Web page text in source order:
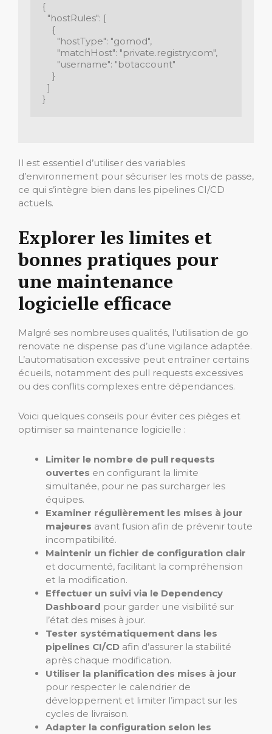
{
  "hostRules": [
    {
      "hostType": "gomod",
      "matchHost": "private.registry.com",
      "username": "botaccount"
    }
  ]
}
Il est essentiel d’utiliser des variables
d’environnement pour sécuriser les mots de passe,
ce qui s’intègre bien dans les pipelines CI/CD
actuels.
Explorer les limites et
bonnes pratiques pour
une maintenance
logicielle efficace
Malgré ses nombreuses qualités, l’utilisation de go
renovate ne dispense pas d’une vigilance adaptée.
L’automatisation excessive peut entraîner certains
écueils, notamment des pull requests excessives
ou des conflits complexes entre dépendances.
Voici quelques conseils pour éviter ces pièges et
optimiser sa maintenance logicielle :
Limiter le nombre de pull requests
ouvertes en configurant la limite
simultanée, pour ne pas surcharger les
équipes.
Examiner régulièrement les mises à jour
majeures avant fusion afin de prévenir toute
incompatibilité.
Maintenir un fichier de configuration clair
et documenté, facilitant la compréhension
et la modification.
Effectuer un suivi via le Dependency
Dashboard pour garder une visibilité sur
l’état des mises à jour.
Tester systématiquement dans les
pipelines CI/CD afin d’assurer la stabilité
après chaque modification.
Utiliser la planification des mises à jour
pour respecter le calendrier de
développement et limiter l’impact sur les
cycles de livraison.
Adapter la configuration selon les